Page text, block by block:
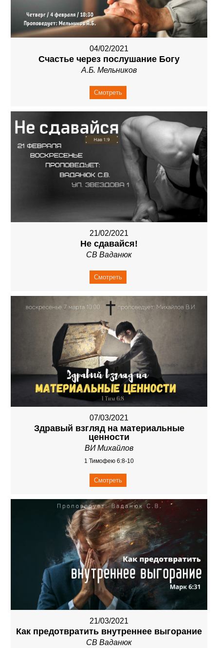
04/02/2021
Счастье через послушание Богу
А.Б. Мельников
Смотреть
21/02/2021
Не сдавайся!
СВ Ваданюк
Смотреть
07/03/2021
Здравый взгляд на материальные
ценности
ВИ Михайлов
1 Тимофею 6:8-10
Смотреть
21/03/2021
Как предотвратить внутреннее выгорание
СВ Ваданюк